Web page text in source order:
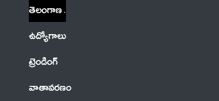
తెలంగాణ
ఉద్యోగాలు
ట్రెండింగ్
వాతావరణం